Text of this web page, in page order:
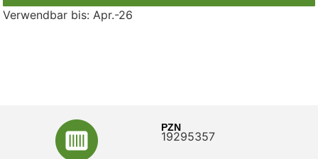
Verwendbar bis: Apr.-26
PZN
19295357